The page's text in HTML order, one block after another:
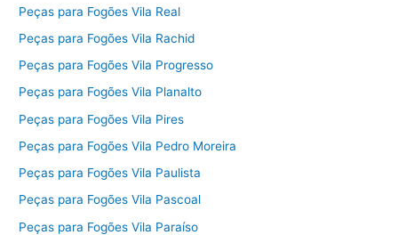
Peças para Fogões Vila Real
Peças para Fogões Vila Rachid
Peças para Fogões Vila Progresso
Peças para Fogões Vila Planalto
Peças para Fogões Vila Pires
Peças para Fogões Vila Pedro Moreira
Peças para Fogões Vila Paulista
Peças para Fogões Vila Pascoal
Peças para Fogões Vila Paraíso